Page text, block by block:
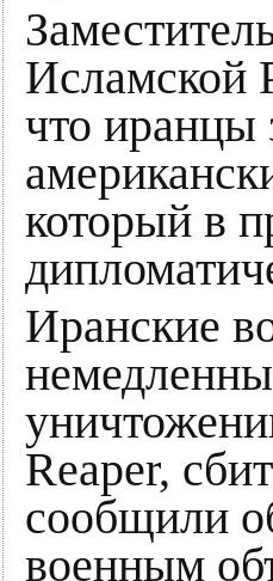
Исламской
что иранцы
который в
Иранские
Reaper,
сообщили
военным